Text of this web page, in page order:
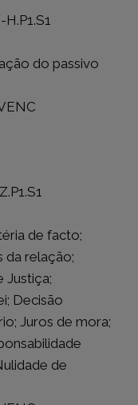
do passivo
de facto;
da relação;
Justiça;
Decisão
Juros de mora;
de